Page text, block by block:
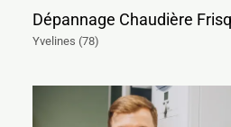
Dépannage Chaudière
Yvelines (78)